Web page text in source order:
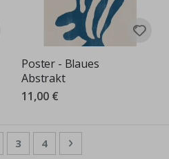
Poster - Blaues
Abstrakt
11,00 €
gerade die Seite
Seite
3 Seite
4 Seite
Weiter